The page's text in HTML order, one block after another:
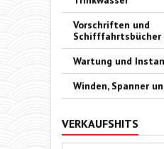
Vorschriften und
Schifffahrtsbücher
Wartung und
Winden, Spanner
VERKAUFSHITS